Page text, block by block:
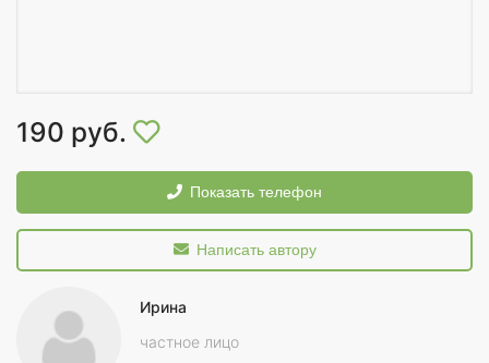
190 руб.
Показать телефон
Написать автору
Ирина
частное лицо